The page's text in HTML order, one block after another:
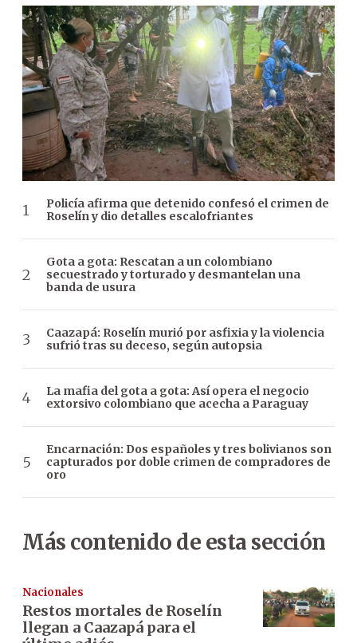
Policía afirma que detenido confesó el crimen de
Roselín y dio detalles escalofriantes
Gota a gota: Rescatan a un colombiano
secuestrado y torturado y desmantelan una
banda de usura
Caazapá: Roselín murió por asfixia y la violencia
sufrió tras su deceso, según autopsia
La mafia del gota a gota: Así opera el negocio
extorsivo colombiano que acecha a Paraguay
Encarnación: Dos españoles y tres bolivianos son
capturados por doble crimen de compradores de
oro
Más contenido de esta sección
Nacionales
Restos mortales de Roselín
llegan a Caazapá para el